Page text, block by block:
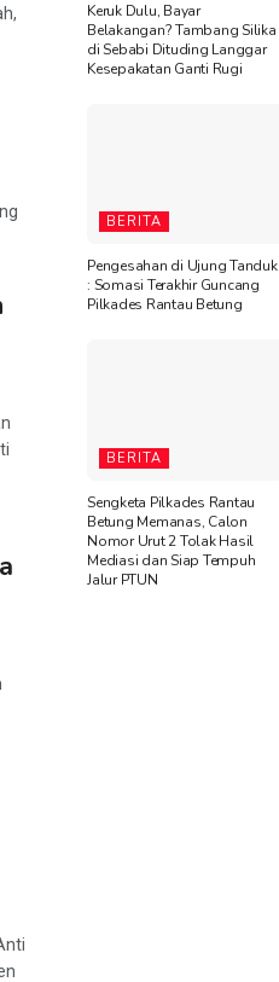
Keruk Dulu, Bayar
Belakangan? Tambang Silika
di Sebabi Dituding Langgar
Kesepakatan Ganti Rugi
BERITA
Pengesahan di Ujung Tanduk
: Somasi Terakhir Guncang
Pilkades Rantau Betung
BERITA
Sengketa Pilkades Rantau
Betung Memanas, Calon
Nomor Urut 2 Tolak Hasil
Mediasi dan Siap Tempuh
Jalur PTUN